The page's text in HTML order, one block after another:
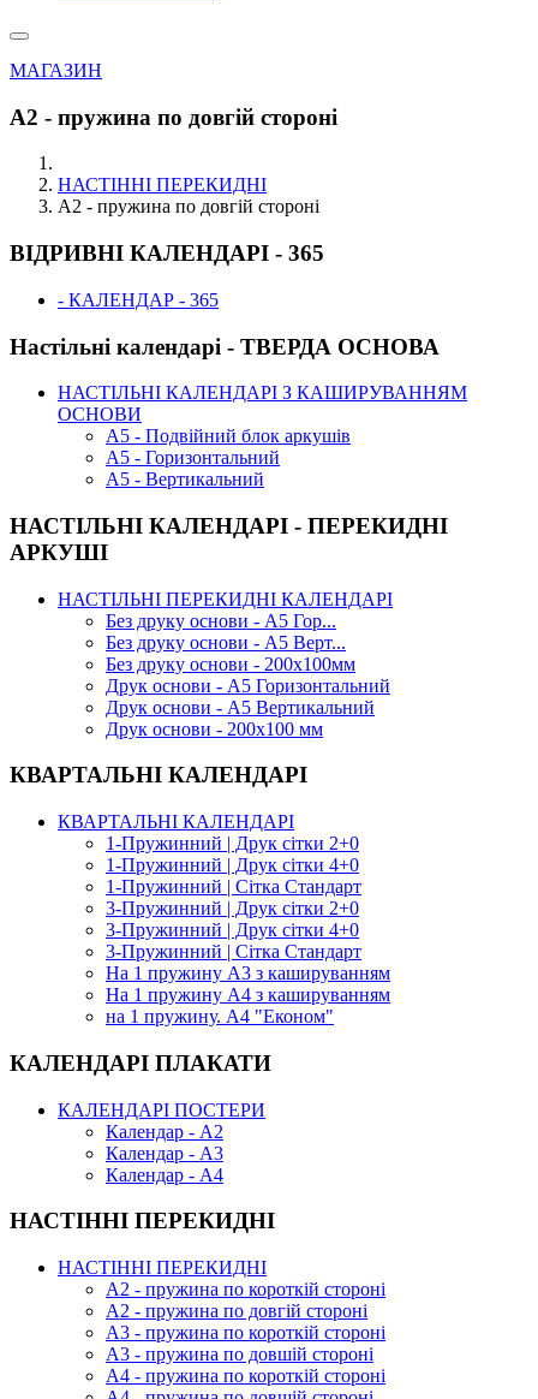
МАГАЗИН
А2 - пружина по довгій стороні
НАСТІННІ ПЕРЕКИДНІ
А2 - пружина по довгій стороні
ВІДРИВНІ КАЛЕНДАРІ - 365
- КАЛЕНДАР - 365
Настільні календарі - ТВЕРДА ОСНОВА
НАСТІЛЬНІ КАЛЕНДАРІ З КАШИРУВАННЯМ
ОСНОВИ
А5 - Подвійний блок аркушів
А5 - Горизонтальний
А5 - Вертикальний
НАСТІЛЬНІ КАЛЕНДАРІ - ПЕРЕКИДНІ
АРКУШІ
НАСТІЛЬНІ ПЕРЕКИДНІ КАЛЕНДАРІ
Без друку основи - А5 Гор...
Без друку основи - А5 Верт...
Без друку основи - 200х100мм
Друк основи - А5 Горизонтальний
Друк основи - А5 Вертикальний
Друк основи - 200х100 мм
КВАРТАЛЬНІ КАЛЕНДАРІ
КВАРТАЛЬНІ КАЛЕНДАРІ
1-Пружинний | Друк сітки 2+0
1-Пружинний | Друк сітки 4+0
1-Пружинний | Сітка Стандарт
3-Пружинний | Друк сітки 2+0
3-Пружинний | Друк сітки 4+0
3-Пружинний | Сітка Стандарт
На 1 пружину А3 з кашируванням
На 1 пружину А4 з кашируванням
на 1 пружину. А4 "Економ"
КАЛЕНДАРІ ПЛАКАТИ
КАЛЕНДАРІ ПОСТЕРИ
Календар - А2
Календар - А3
Календар - А4
НАСТІННІ ПЕРЕКИДНІ
НАСТІННІ ПЕРЕКИДНІ
А2 - пружина по короткій стороні
А2 - пружина по довгій стороні
А3 - пружина по короткій стороні
А3 - пружина по довшій стороні
А4 - пружина по короткій стороні